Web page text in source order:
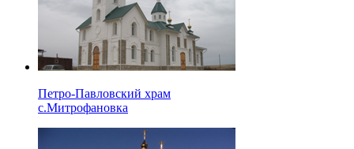
Петро-Павловский храм
с.Митрофановка